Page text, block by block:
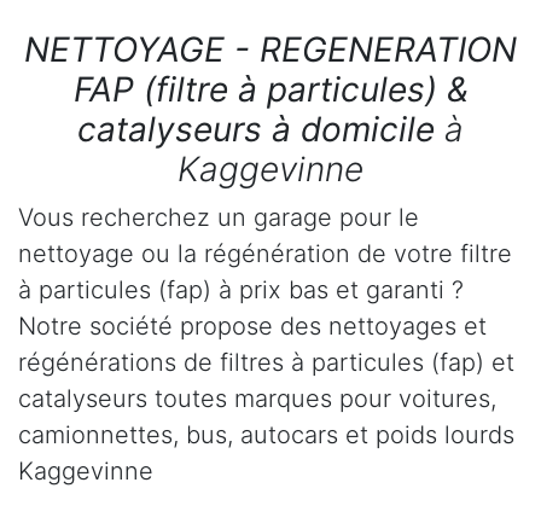
NETTOYAGE - REGENERATION
FAP (filtre à particules) &
catalyseurs à domicile à
Kaggevinne
Vous recherchez un garage pour le
nettoyage ou la régénération de votre filtre
à particules (fap) à prix bas et garanti ?
Notre société propose des nettoyages et
régénérations de filtres à particules (fap) et
catalyseurs toutes marques pour voitures,
camionnettes, bus, autocars et poids lourds
Kaggevinne